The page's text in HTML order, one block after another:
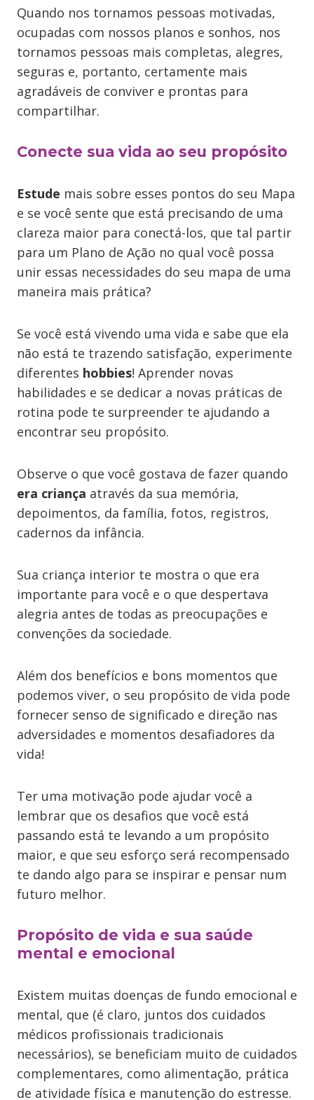
Quando nos tornamos pessoas motivadas,
ocupadas com nossos planos e sonhos, nos
tornamos pessoas mais completas, alegres,
seguras e, portanto, certamente mais
agradáveis de conviver e prontas para
compartilhar.
Conecte sua vida ao seu propósito
Estude mais sobre esses pontos do seu Mapa
e se você sente que está precisando de uma
clareza maior para conectá-los, que tal partir
para um Plano de Ação no qual você possa
unir essas necessidades do seu mapa de uma
maneira mais prática?
Se você está vivendo uma vida e sabe que ela
não está te trazendo satisfação, experimente
diferentes hobbies! Aprender novas
habilidades e se dedicar a novas práticas de
rotina pode te surpreender te ajudando a
encontrar seu propósito.
Observe o que você gostava de fazer quando
era criança através da sua memória,
depoimentos, da família, fotos, registros,
cadernos da infância.
Sua criança interior te mostra o que era
importante para você e o que despertava
alegria antes de todas as preocupações e
convenções da sociedade.
Além dos benefícios e bons momentos que
podemos viver, o seu propósito de vida pode
fornecer senso de significado e direção nas
adversidades e momentos desafiadores da
vida!
Ter uma motivação pode ajudar você a
lembrar que os desafios que você está
passando está te levando a um propósito
maior, e que seu esforço será recompensado
te dando algo para se inspirar e pensar num
futuro melhor.
Propósito de vida e sua saúde
mental e emocional
Existem muitas doenças de fundo emocional e
mental, que (é claro, juntos dos cuidados
médicos profissionais tradicionais
necessários), se beneficiam muito de cuidados
complementares, como alimentação, prática
de atividade física e manutenção do estresse.